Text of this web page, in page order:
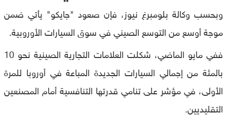
وبحسب وكالة بلومبرغ نيوز، فإن صعود "جايكو" يأتي ضمن
موجة أوسع من التوسع الصيني في سوق السيارات الأوروبية.
ففي مايو الماضي، شكلت العلامات التجارية الصينية نحو 10
بالمئة من إجمالي السيارات الجديدة المباعة في أوروبا للمرة
الأولى، في مؤشر على تنامي قدرتها التنافسية أمام المصنعين
التقليديين.